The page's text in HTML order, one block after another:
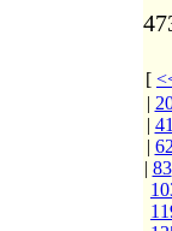
[
|
|
|
| 83